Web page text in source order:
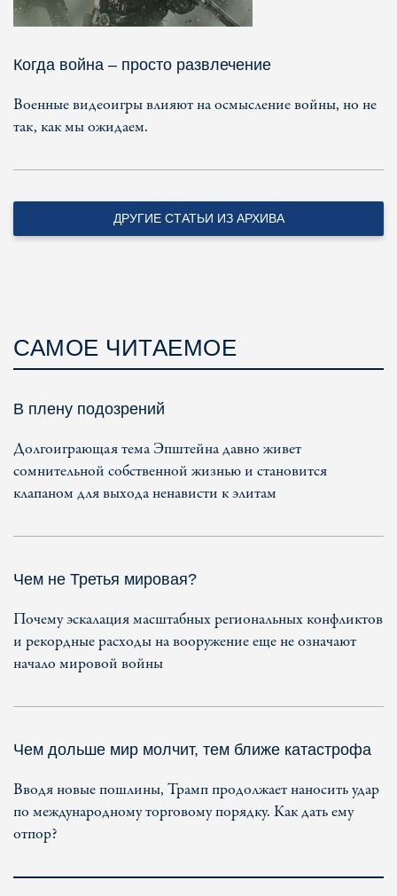
Когда война – просто развлечение
Военные видеоигры влияют на осмысление войны, но не
так, как мы ожидаем.
ДРУГИЕ СТАТЬИ ИЗ АРХИВА
САМОЕ ЧИТАЕМОЕ
В плену подозрений
Долгоиграющая тема Эпштейна давно живет
сомнительной собственной жизнью и становится
клапаном для выхода ненависти к элитам
Чем не Третья мировая?
Почему эскалация масштабных региональных конфликтов
и рекордные расходы на вооружение еще не означают
начало мировой войны
Чем дольше мир молчит, тем ближе катастрофа
Вводя новые пошлины, Трамп продолжает наносить удар
по международному торговому порядку. Как дать ему
отпор?